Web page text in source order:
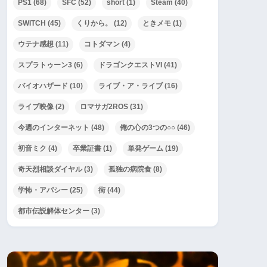
PS1 (68) SFC (52) short (1) Steam (40)
SWITCH (45) くりから。 (12) ときメモ (1)
ウテナ感想 (11) コトダマン (4)
スプラトゥーン3 (6) ドラゴンクエストVI (41)
バイオハザード (10) ライブ・ア・ライブ(16)
ライブ映像 (2) ロマサガ2ROS (31)
今週のインターネット (48) 俺の心の3つの○○ (46)
初音ミク (4) 卒業証書 (1) 単発ゲーム (19)
奇天烈相談ダイヤル(3) 孤独の病院食 (8)
学怖・アパシー (25) 街 (44)
都市伝説解体センター (3)